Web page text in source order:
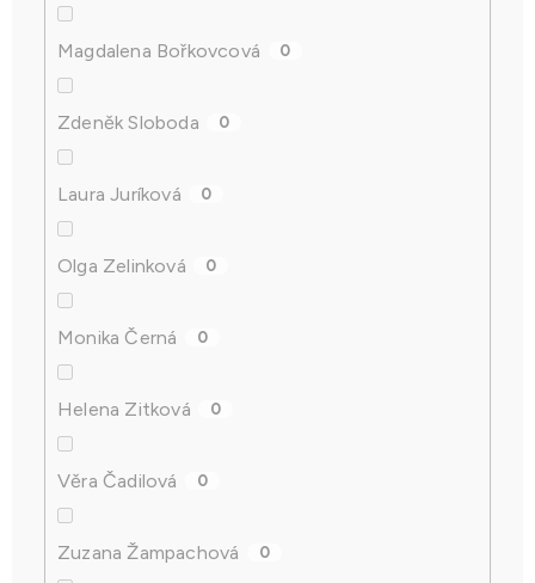
Magdalena Bořkovcová 0
Zdeněk Sloboda 0
Laura Juríková 0
Olga Zelinková 0
Monika Černá 0
Helena Zitková 0
Věra Čadilová 0
Zuzana Žampachová 0